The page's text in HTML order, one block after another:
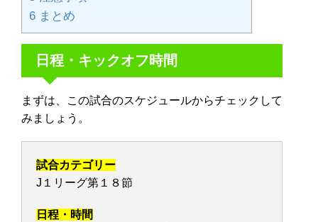
6 まとめ
日程・キックオフ時間
まずは、この試合のスケジュールからチェックして
みましょう。
試合カテゴリー
J１リーグ第１８節
日程・時間